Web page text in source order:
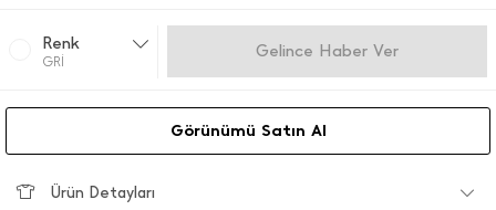
Renk
GRİ
Gelince Haber Ver
Görünümü Satın Al
Ürün Detayları